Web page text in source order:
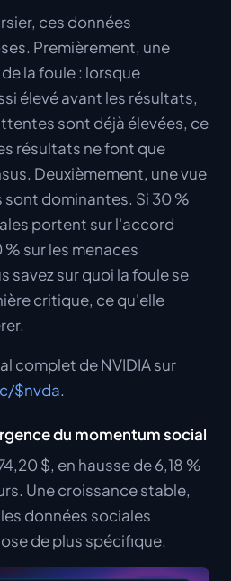
ces données
Premièrement, une
la foule : lorsque
élevé avant les résultats,
sont déjà élevées, ce
résultats ne font que
Deuxièmement, une vue
sont dominantes. Si 30 %
portent sur l'accord
sur les menaces
savez sur quoi la foule se
critique, ce qu'elle
complet de NVIDIA sur
$nvda.
du momentum social
$, en hausse de 6,18 %
Une croissance stable,
données sociales
de plus spécifique.